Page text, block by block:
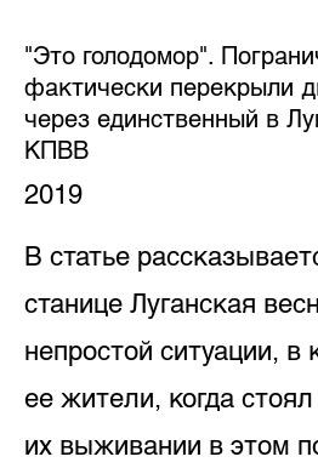
"Это голодомор".
фактически перекрыли
через единственный в
КПВВ
2019
В статье
станице Луганская
непростой ситуации, в
ее жители, когда
их выживании в этом